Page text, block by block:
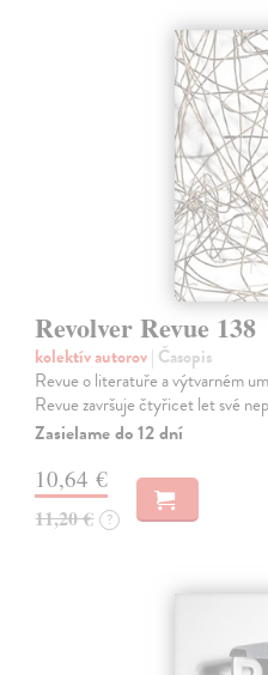
Revolver Revue 138
kolektív autorov| Časopis
Revue o literatuře a výtvarném
Revue završuje čtyřicet let své
Zasielame do 12 dní
10,64 €
11,20 € ?